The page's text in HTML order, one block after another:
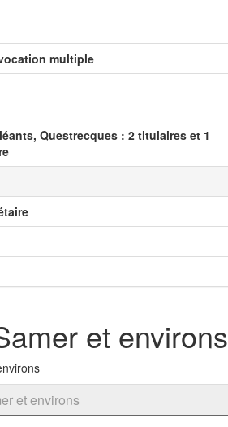
multiple
Questrecques : 2 titulaires et 1
et environs
et environs